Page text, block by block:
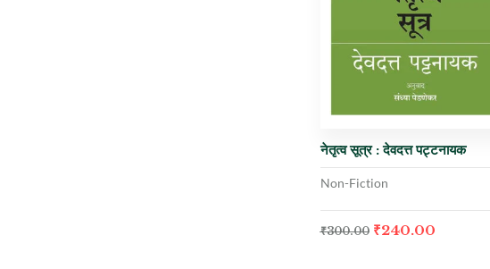
नेतृत्व सूत्र : देवदत्त पट्टनायक
Non-Fiction
₹300.00 ₹240.00